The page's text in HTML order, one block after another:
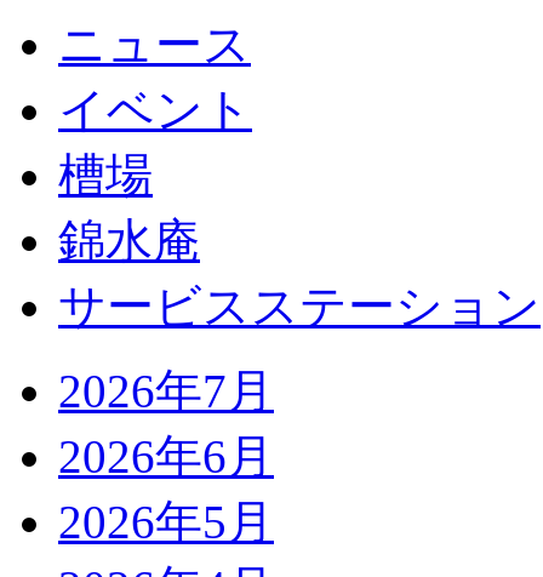
ニュース
イベント
槽場
錦水庵
サービスステーション
2026年7月
2026年6月
2026年5月